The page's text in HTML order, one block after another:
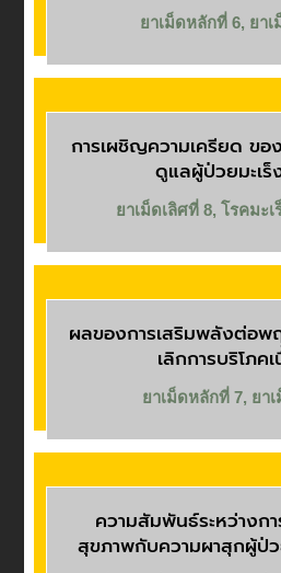
ยาเม็ดหลักที่ 6, ยา
การเผชิญความเครียด ขอ
ดูแลผู้ป่วยมะเร็
ยาเม็ดเลิศที่ 8, โรคมะเ
ผลของการเสริมพลังต่อพ
เลิกการบริโภค
ยาเม็ดหลักที่ 7, ยา
ความสัมพันธ์ระหว่างก
สุขภาพกับความผาสุกผู้ป่ว